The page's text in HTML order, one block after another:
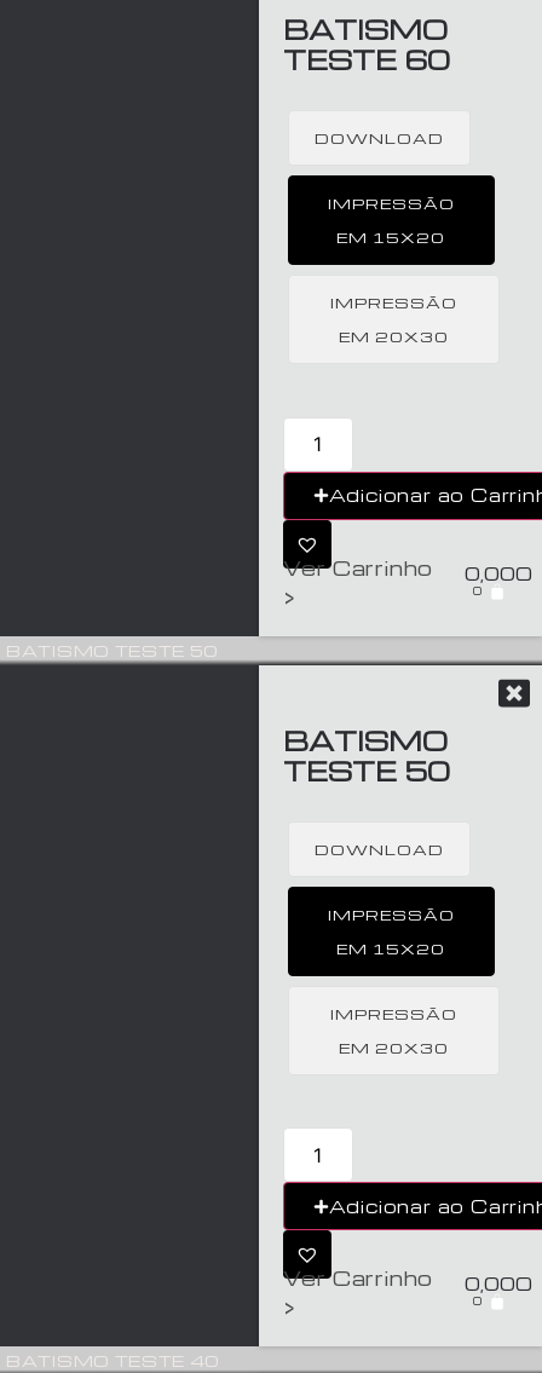
BATISMO
TESTE 60
DOWNLOAD
IMPRESSÃO
EM 15X20
IMPRESSÃO
EM 20X30
Adicionar ao
Ver Carrinho
>
0,00€
0
BATISMO TESTE 50
BATISMO
TESTE 50
DOWNLOAD
IMPRESSÃO
EM 15X20
IMPRESSÃO
EM 20X30
Adicionar ao
Ver Carrinho
>
0,00€
0
BATISMO TESTE 40